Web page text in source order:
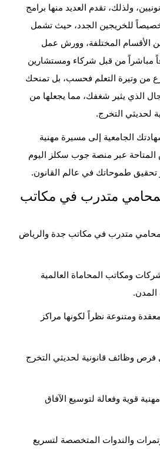
ولذلك، تقدم العديد منها برامج
للخريجين الجدد، حيث تشمل
الأقسام المختلفة، وورش عمل
مباشراً من قبل شركاء ومستشارين
من وتيرة التعلم فحسب، بل تمنحك
الذي يثير شغفك، مما يجعلها من
لحديثي التخرج.
الجامعية إلى مسيرة مهنية
عبر منصة جوب سكلز اليوم
تحقيق طموحاتك في عالم القانون.
متدرب في مكاتب
متدرب في مكاتب جدة والرياض
ومكاتب المحاماة العالمية
المدن.
ومتنوعة نظراً لكونها مراكز
فرص وظائف قانونية لحديثي التخرج
قوية وفعالة لتوسيع الآفاق
والندوات المتخصصة لتسريع